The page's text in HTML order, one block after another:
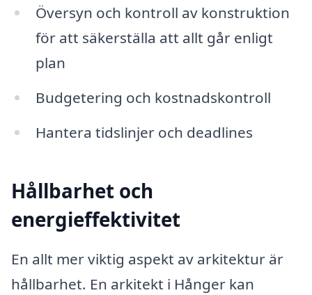
Översyn och kontroll av konstruktion
för att säkerställa att allt går enligt
plan
Budgetering och kostnadskontroll
Hantera tidslinjer och deadlines
Hållbarhet och
energieffektivitet
En allt mer viktig aspekt av arkitektur är
hållbarhet. En arkitekt i Hånger kan